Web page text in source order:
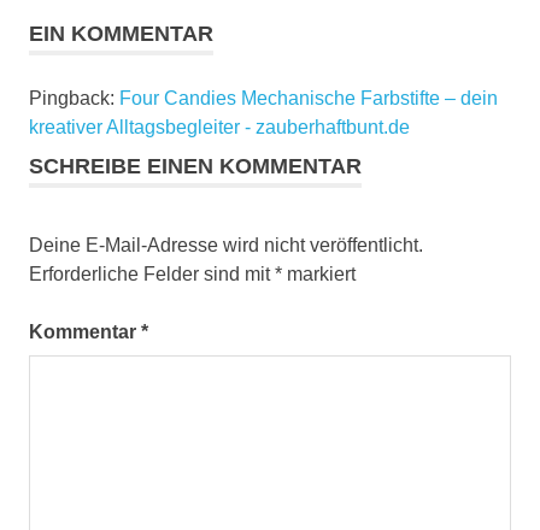
EIN KOMMENTAR
Pingback: Four Candies Mechanische Farbstifte – dein
kreativer Alltagsbegleiter - zauberhaftbunt.de
SCHREIBE EINEN KOMMENTAR
Deine E-Mail-Adresse wird nicht veröffentlicht.
Erforderliche Felder sind mit* markiert
Kommentar *